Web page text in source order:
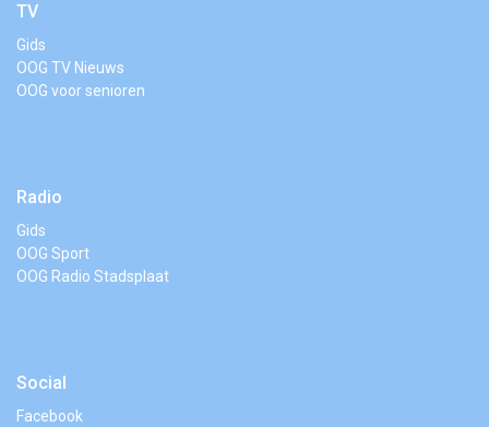
TV
Gids
OOG TV Nieuws
OOG voor senioren
Radio
Gids
OOG Sport
OOG Radio Stadsplaat
Social
Facebook